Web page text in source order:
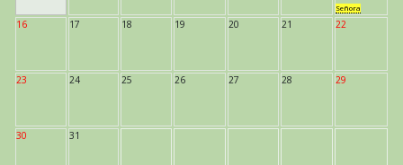
Señora
16 17 18 19 20 21 22
23 24 25 26 27 28 29
30 31